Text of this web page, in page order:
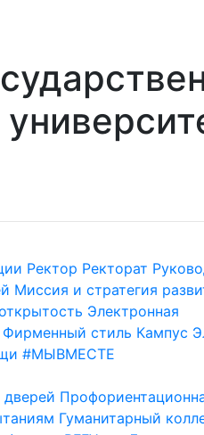
Ректор Ректорат
Миссия и стратегия
Электронная
Фирменный стиль Кампус
#МЫВМЕСТЕ
Гуманитарный